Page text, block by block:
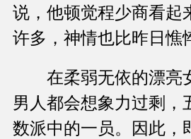
说，他顿觉程少商看起
许多，神情也比昨日憔
在柔弱无依的漂亮
男人都会想象力过剩，
数派中的一员。因此，